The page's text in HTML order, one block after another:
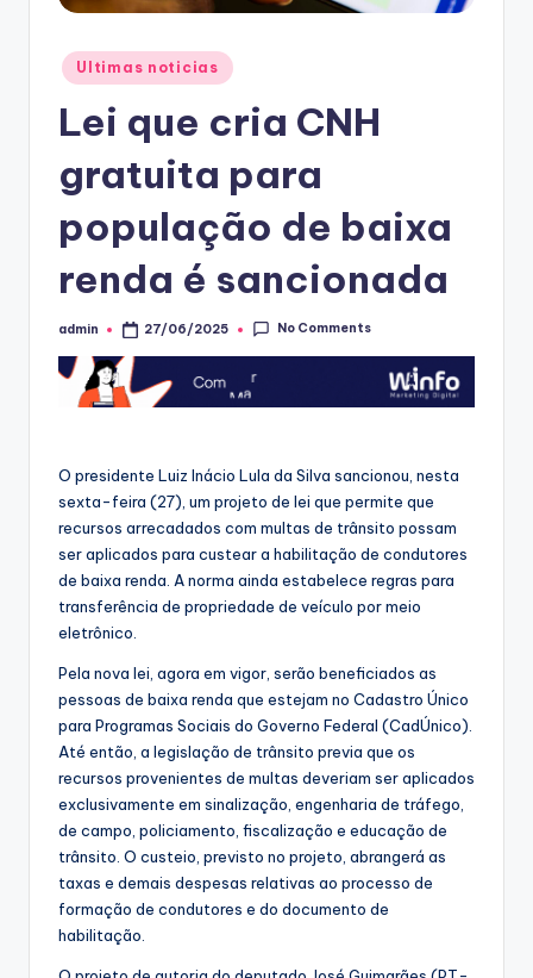
Posted
in
Ultimas noticias
Lei que cria CNH
gratuita para
população de baixa
renda é sancionada
Posted
admin 27/06/2025 No Comments
O presidente Luiz Inácio Lula da Silva sancionou, nesta
sexta-feira (27), um projeto de lei que permite que
recursos arrecadados com multas de trânsito possam
ser aplicados para custear a habilitação de condutores
de baixa renda. A norma ainda estabelece regras para
transferência de propriedade de veículo por meio
eletrônico.
Pela nova lei, agora em vigor, serão beneficiados as
pessoas de baixa renda que estejam no Cadastro Único
para Programas Sociais do Governo Federal (CadÚnico).
Até então, a legislação de trânsito previa que os
recursos provenientes de multas deveriam ser aplicados
exclusivamente em sinalização, engenharia de tráfego,
de campo, policiamento, fiscalização e educação de
trânsito. O custeio, previsto no projeto, abrangerá as
taxas e demais despesas relativas ao processo de
formação de condutores e do documento de
habilitação.